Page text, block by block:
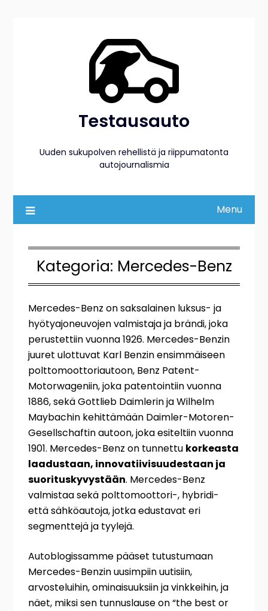
Testausauto
Uuden sukupolven rehellistä ja riippumatonta
autojournalismia
Menu
Kategoria: Mercedes-Benz
Mercedes-Benz on saksalainen luksus- ja
hyötyajoneuvojen valmistaja ja brändi, joka
perustettiin vuonna 1926. Mercedes-Benzin
juuret ulottuvat Karl Benzin ensimmäiseen
polttomoottoriautoon, Benz Patent-
Motorwageniin, joka patentointiin vuonna
1886, sekä Gottlieb Daimlerin ja Wilhelm
Maybachin kehittämään Daimler-Motoren-
Gesellschaftin autoon, joka esiteltiin vuonna
1901. Mercedes-Benz on tunnettu korkeasta
laadustaan, innovatiivisuudestaan ja
suorituskyvystään. Mercedes-Benz
valmistaa sekä polttomoottori-, hybridi-
että sähköautoja, jotka edustavat eri
segmenttejä ja tyylejä.
Autoblogissamme pääset tutustumaan
Mercedes-Benzin uusimpiin uutisiin,
arvosteluihin, ominaisuuksiin ja vinkkeihin, ja
näet, miksi sen tunnuslause on “the best or